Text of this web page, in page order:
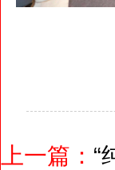
上一篇： “